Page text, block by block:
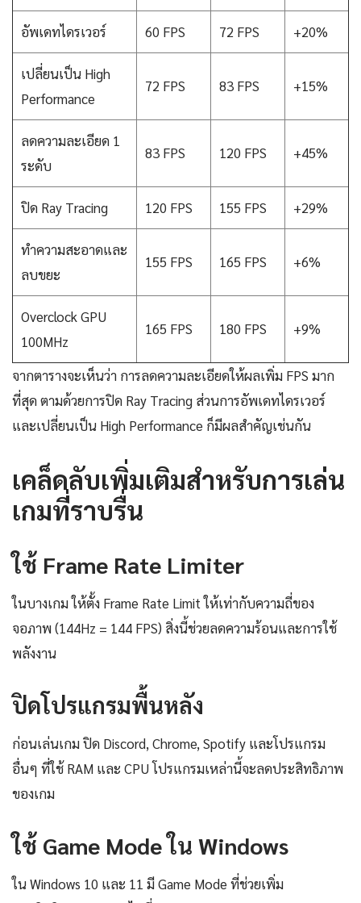
อัพเดทไดรเวอร์ 60 FPS 72 FPS +20%
เปลี่ยนเป็น High
Performance
72 FPS 83 FPS +15%
ลดความละเอียด 1
ระดับ
83 FPS 120 FPS +45%
ปิด Ray Tracing 120 FPS 155 FPS +29%
ทำความสะอาดและ
ลบขยะ
155 FPS 165 FPS +6%
Overclock GPU
100MHz
165 FPS 180 FPS +9%
จากตารางจะเห็นว่า การลดความละเอียดให้ผลเพิ่ม FPS มาก
ที่สุด ตามด้วยการปิด Ray Tracing ส่วนการอัพเดทไดรเวอร์
และเปลี่ยนเป็น High Performance ก็มีผลสำคัญเช่นกัน
เคล็ดลับเพิ่มเติมสำหรับการเล่น
เกมที่ราบรื่น
ใช้ Frame Rate Limiter
ในบางเกม ให้ตั้ง Frame Rate Limit ให้เท่ากับความถี่ของ
จอภาพ (144Hz = 144 FPS) สิ่งนี้ช่วยลดความร้อนและการใช้
พลังงาน
ปิดโปรแกรมพื้นหลัง
ก่อนเล่นเกม ปิด Discord, Chrome, Spotify และโปรแกรม
อื่นๆ ที่ใช้ RAM และ CPU โปรแกรมเหล่านี้จะลดประสิทธิภาพ
ของเกม
ใช้ Game Mode ใน Windows
ใน Windows 10 และ 11 มี Game Mode ที่ช่วยเพิ่ม